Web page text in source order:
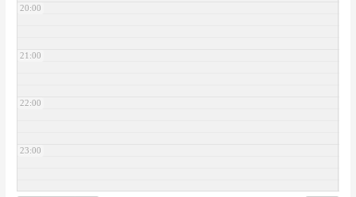
20:00
21:00
22:00
23:00